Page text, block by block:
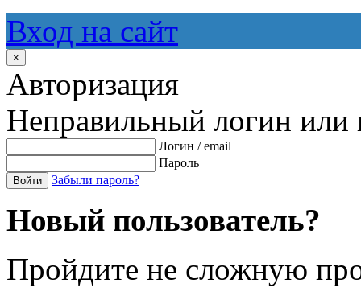
Вход на сайт
×
Авторизация
Неправильный логин или
Логин / email
Пароль
Войти Забыли пароль?
Новый пользователь?
Пройдите не сложную